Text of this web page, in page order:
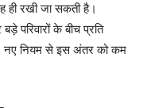
ही रखी जा सकती है।
परिवारों के बीच प्रति
नए नियम से इस अंतर को कम